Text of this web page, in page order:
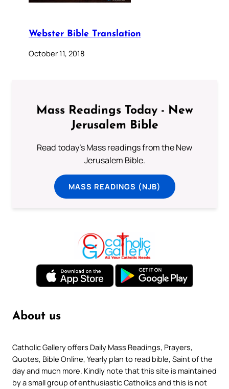
Webster Bible Translation
October 11, 2018
Mass Readings Today - New
Jerusalem Bible
Read today's Mass readings from the New
Jerusalem Bible.
MASS READINGS (NJB)
About us
Catholic Gallery offers Daily Mass Readings, Prayers,
Quotes, Bible Online, Yearly plan to read bible, Saint of the
day and much more. Kindly note that this site is maintained
by a small group of enthusiastic Catholics and this is not